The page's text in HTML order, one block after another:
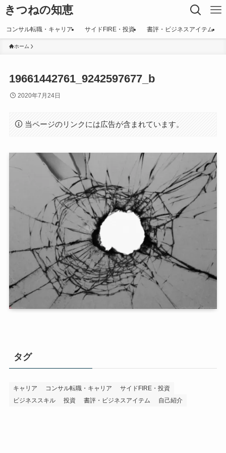
きつねの知恵
コンサル転職・キャリア サイドFIRE・投資 書評・ビジネスアイテム
ホーム
19661442761_9242597677_b
2020年7月24日
当ページのリンクには広告が含まれています。
タグ
キャリア コンサル転職・キャリア
サイドFIRE・投資
ビジネススキル
投資 書評・ビジネスアイテム 自己紹介